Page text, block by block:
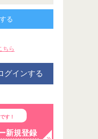
る
ちら
グインする
です！
新規登録